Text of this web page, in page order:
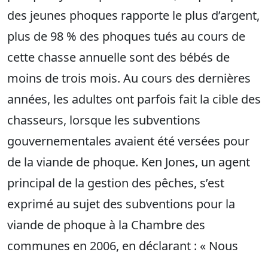
des jeunes phoques rapporte le plus d’argent,
plus de 98 % des phoques tués au cours de
cette chasse annuelle sont des bébés de
moins de trois mois. Au cours des dernières
années, les adultes ont parfois fait la cible des
chasseurs, lorsque les subventions
gouvernementales avaient été versées pour
de la viande de phoque. Ken Jones, un agent
principal de la gestion des pêches, s’est
exprimé au sujet des subventions pour la
viande de phoque à la Chambre des
communes en 2006, en déclarant : « Nous